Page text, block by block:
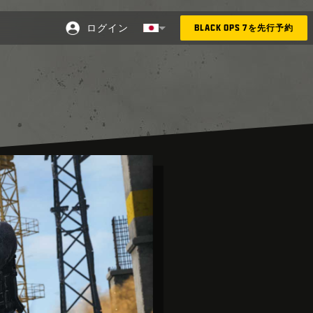
ログイン
Choose your region
BLACK OPS 7を先行予約